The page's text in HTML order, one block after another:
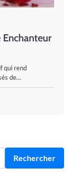
Enchanteur
qui rend
de…
Rechercher